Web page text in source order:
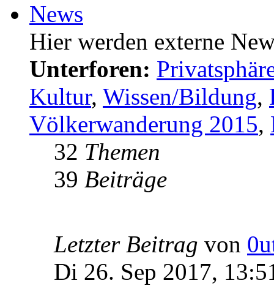
News
Hier werden externe
Unterforen:
Kultur, Wissen/Bildung,
Völkerwanderung 2015,
32 Themen
39 Beiträge
Letzter Beitrag von
Di 26. Sep 2017,